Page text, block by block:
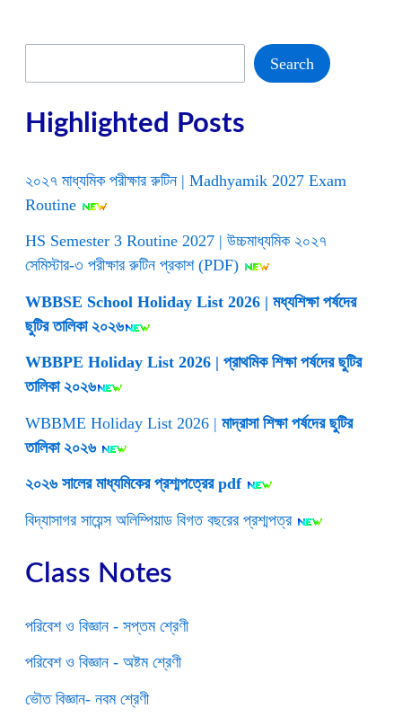
Britti
Search
Highlighted Posts
২০২৭ মাধ্যমিক পরীক্ষার রুটিন | Madhyamik 2027 Exam
Routine
HS Semester 3 Routine 2027 | উচ্চমাধ্যমিক ২০২৭
সেমিস্টার-৩ পরীক্ষার রুটিন প্রকাশ (PDF)
WBBSE School Holiday List 2026 | মধ্যশিক্ষা পর্ষদের
ছুটির তালিকা ২০২৬
WBBPE Holiday List 2026 | প্রাথমিক শিক্ষা পর্ষদের ছুটির
তালিকা ২০২৬
WBBME Holiday List 2026 | মাদ্রাসা শিক্ষা পর্ষদের ছুটির
তালিকা ২০২৬
২০২৬ সালের মাধ্যমিকের প্রশ্মপত্রের pdf
বিদ্যাসাগর সায়েন্স অলিম্পিয়াড বিগত বছরের প্রশ্মপত্র
Class Notes
পরিবেশ ও বিজ্ঞান - সপ্তম শ্রেণী
পরিবেশ ও বিজ্ঞান - অষ্টম শ্রেণী
ভৌত বিজ্ঞান- নবম শ্রেণী